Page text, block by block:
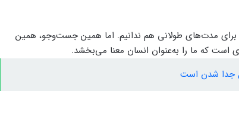
مدت‌های طولانی هم ندانیم. اما همین جست‌وجو، همین
که ما را به‌عنوان انسان معنا می‌بخشد.
جدا شدن است
در فضا